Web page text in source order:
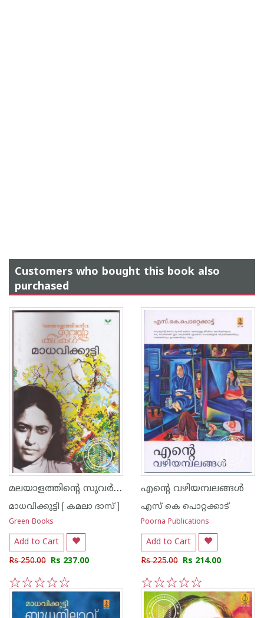
Customers who bought this book also
purchased
മലയാളത്തിന്റെ സുവര്‍ണ്ണ കഥകള്‍ - മാധവിക്കുട്ടി
മാധവിക്കുട്ടി [ കമലാ ദാസ് ]
Green Books
Add to Cart
Rs 250.00 Rs 237.00
5
4
3
2
1
എന്റെ വഴിയമ്പലങ്ങള്‍
എസ്‌ കെ പൊറ്റക്കാട്‌
Poorna Publications
Add to Cart
Rs 225.00 Rs 214.00
5
4
3
2
1